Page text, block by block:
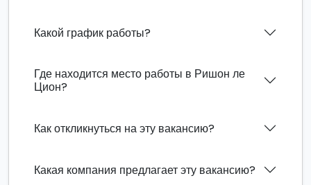
Какой график работы?
Где находится место работы в Ришон ле
Цион?
Как откликнуться на эту вакансию?
Какая компания предлагает эту вакансию?